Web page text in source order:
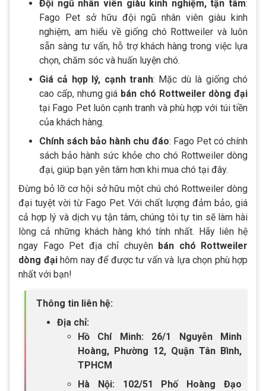
Đội ngũ nhân viên giàu kinh nghiệm, tận tâm:
Fago Pet sở hữu đội ngũ nhân viên giàu kinh
nghiệm, am hiểu về giống chó Rottweiler và luôn
sẵn sàng tư vấn, hỗ trợ khách hàng trong việc lựa
chọn, chăm sóc và huấn luyện chó.
Giá cả hợp lý, cạnh tranh: Mặc dù là giống chó
cao cấp, nhưng giá bán chó Rottweiler dòng đại
tại Fago Pet luôn cạnh tranh và phù hợp với túi tiền
của khách hàng.
Chính sách bảo hành chu đáo: Fago Pet có chính
sách bảo hành sức khỏe cho chó Rottweiler dòng
đại, giúp bạn yên tâm hơn khi mua chó tại đây.
Đừng bỏ lỡ cơ hội sở hữu một chú chó Rottweiler dòng
đại tuyệt vời từ Fago Pet. Với chất lượng đảm bảo, giá
cả hợp lý và dịch vụ tận tâm, chúng tôi tự tin sẽ làm hài
lòng cả những khách hàng khó tính nhất. Hãy liên hệ
ngay Fago Pet địa chỉ chuyênbán chó Rottweiler
dòng đại hôm nay để được tư vấn và lựa chọn phù hợp
nhất với bạn!
Thông tin liên hệ:
Địa chỉ:
Hồ Chí Minh: 26/1 Nguyễn Minh
Hoàng, Phường 12, Quận Tân Bình,
TPHCM
Hà Nội: 102/51 Phố Hoàng Đạo